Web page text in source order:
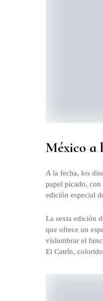
México a
A la fecha, los
papel picado, con
edición especial
La sexta edición
que ofrece un
vislumbrar el
El Catrín,